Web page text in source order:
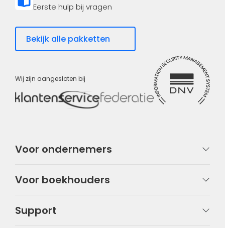
Eerste hulp bij vragen
Bekijk alle pakketten
Wij zijn aangesloten bij
Voor ondernemers
Voor boekhouders
Support